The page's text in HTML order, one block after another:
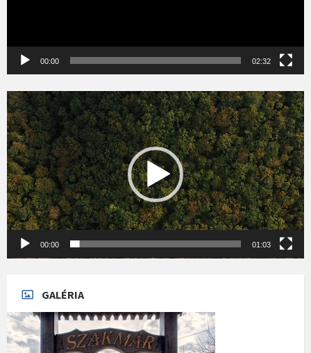
00:00 02:32
Videólejátszó
00:00 01:03
GALÉRIA